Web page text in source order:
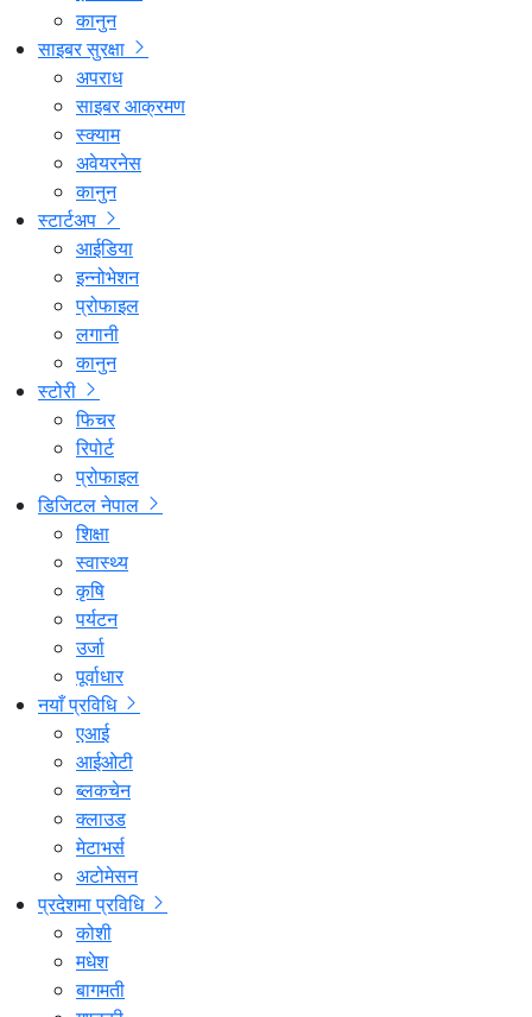
कानुन
साइबर सुरक्षा
अपराध
साइबर आक्रमण
स्क्याम
अवेयरनेस
कानुन
स्टार्टअप
आईडिया
इन्नोभेशन
प्रोफाइल
लगानी
कानुन
स्टोरी
फिचर
रिपोर्ट
प्रोफाइल
डिजिटल नेपाल
शिक्षा
स्वास्थ्य
कृषि
पर्यटन
उर्जा
पूर्वाधार
नयाँ प्रविधि
एआई
आईओटी
ब्लकचेन
क्लाउड
मेटाभर्स
अटोमेसन
प्रदेशमा प्रविधि
कोशी
मधेश
बागमती